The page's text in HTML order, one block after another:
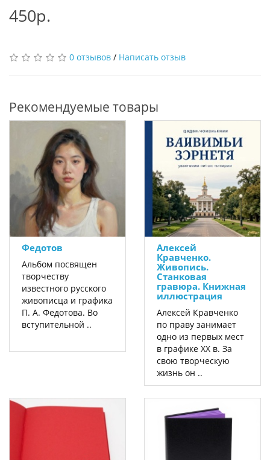
450р.
0 отзывов / Написать отзыв
Рекомендуемые товары
Федотов
Альбом посвящен
творчеству
известного русского
живописца и графика
П. А. Федотова. Во
вступительной ..
Алексей
Кравченко.
Живопись.
Станковая
гравюра. Книжная
иллюстрация
Алексей Кравченко
по праву занимает
одно из первых мест
в графике ХХ в. За
свою творческую
жизнь он ..